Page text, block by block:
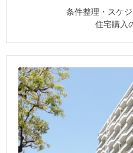
条件整理・スケ
住宅購入